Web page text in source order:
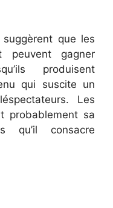
que les
peuvent gagner
produisent
qui suscite un
Les
probablement sa
qu’il consacre